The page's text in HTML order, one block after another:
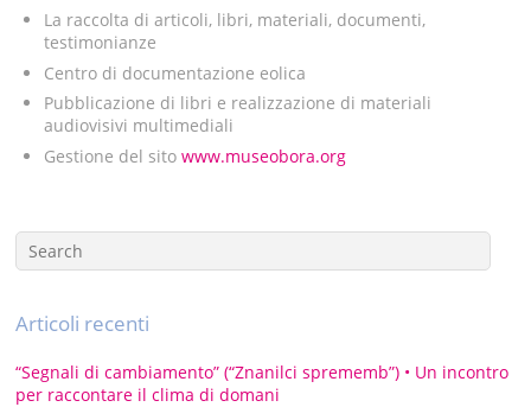
La raccolta di articoli, libri, materiali, documenti,
testimonianze
Centro di documentazione eolica
Pubblicazione di libri e realizzazione di materiali
audiovisivi multimediali
Gestione del sitowww.museobora.org
Articoli recenti
“Segnali di cambiamento” (“Znanilci sprememb”) • Un incontro
per raccontare il clima di domani